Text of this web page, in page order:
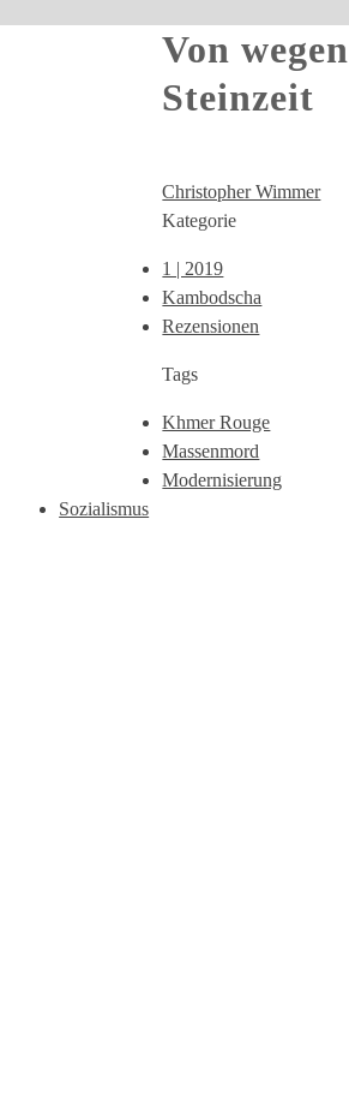
Von wegen
Steinzeit
Christopher Wimmer
Kategorie
1 | 2019
Kambodscha
Rezensionen
Tags
Khmer Rouge
Massenmord
Modernisierung
Sozialismus